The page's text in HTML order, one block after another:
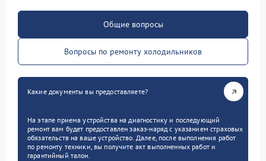
Общие вопросы
Вопросы по ремонту холодильников
Какие документы вы предоставляете?
На этапе приема устройства на диагностику и последующий
ремонт вам будет предоставлен заказ-наряд с указанием страховых
обязательств на ваше устройство. Далее, после выполнения работ
по ремонту техники, вы получите акт выполненных работ и
гарантийный талон.